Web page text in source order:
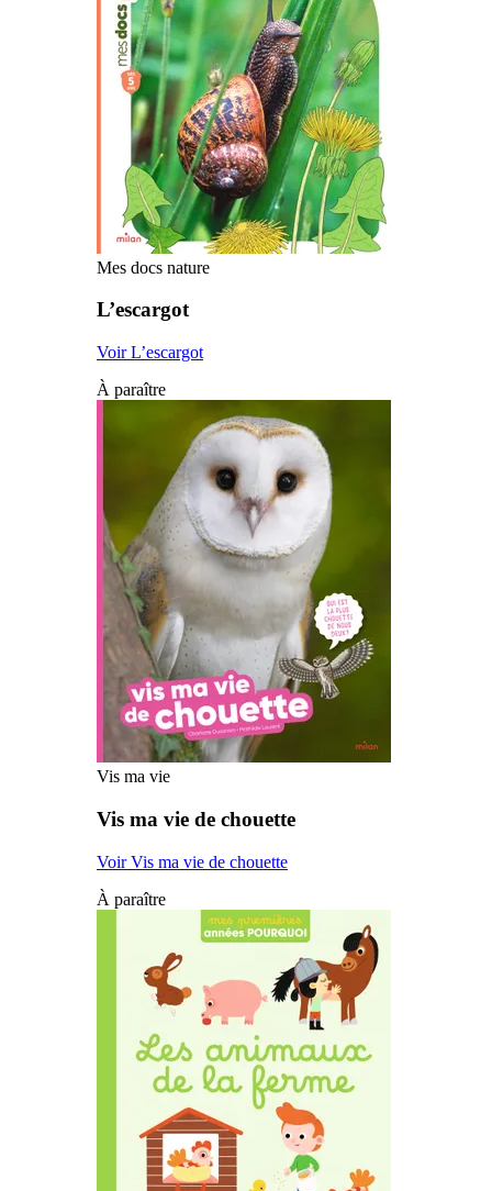
Mes docs nature
L’escargot
Voir L’escargot
À paraître
Vis ma vie
Vis ma vie de chouette
Voir Vis ma vie de chouette
À paraître